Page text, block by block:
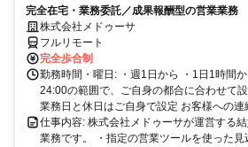
完全在宅・業務委託／成果報酬型の営業業務
株式会社メドゥーサ
フルリモート
完全歩合制
勤務時間・曜日: ・週1日から ・1日1時間
24:00の範囲で、ご自身の都合に合わせて
業務日と休日はご自身で設定 お客様への連
仕事内容: 株式会社メドゥーサが運営する
業務です。 ・指定の営業ツールを使った見